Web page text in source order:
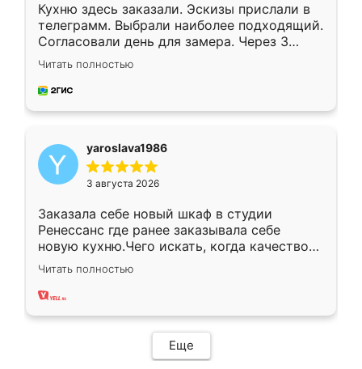
Кухню здесь заказали. Эскизы прислали в
телеграмм. Выбрали наиболее подходящий.
Согласовали день для замера. Через 3
недели кухня была уже готова. Остались
довольны работой. Спасибо Ренессанс
мебель за качественную работу!
Читать полностью
yaroslava1986
3 августа 2026
Заказала себе новый шкаф в студии
Ренессанс где ранее заказывала себе
новую кухню.Чего искать, когда качеством
вполне довольна. Служит кухня уже почти
два года, нареканий нет.
Читать полностью
Еще